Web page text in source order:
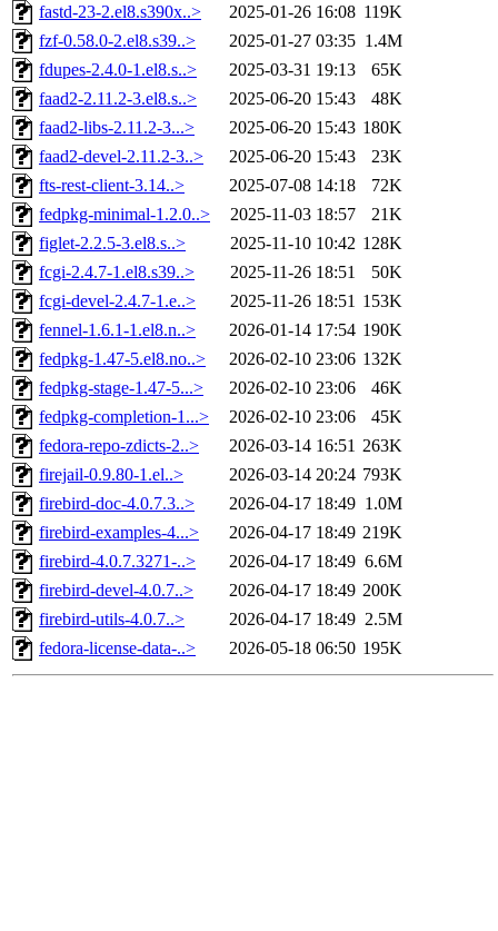
fastd-23-2.el8.s390x..>
2025-01-26 16:08 119K
fzf-0.58.0-2.el8.s39..>
2025-01-27 03:35 1.4M
fdupes-2.4.0-1.el8.s..>
2025-03-31 19:13
65K
faad2-2.11.2-3.el8.s..>
2025-06-20 15:43
48K
faad2-libs-2.11.2-3...>
2025-06-20 15:43 180K
faad2-devel-2.11.2-3..>
2025-06-20 15:43
23K
fts-rest-client-3.14..>
2025-07-08 14:18
72K
fedpkg-minimal-1.2.0..>
2025-11-03 18:57
21K
figlet-2.2.5-3.el8.s..>
2025-11-10 10:42 128K
fcgi-2.4.7-1.el8.s39..>
2025-11-26 18:51
50K
fcgi-devel-2.4.7-1.e..>
2025-11-26 18:51 153K
fennel-1.6.1-1.el8.n..>
2026-01-14 17:54 190K
fedpkg-1.47-5.el8.no..>
2026-02-10 23:06 132K
fedpkg-stage-1.47-5...>
2026-02-10 23:06
46K
fedpkg-completion-1...>
2026-02-10 23:06
45K
fedora-repo-zdicts-2..>
2026-03-14 16:51 263K
firejail-0.9.80-1.el..>
2026-03-14 20:24 793K
firebird-doc-4.0.7.3..>
2026-04-17 18:49 1.0M
firebird-examples-4...>
2026-04-17 18:49 219K
firebird-4.0.7.3271-..>
2026-04-17 18:49 6.6M
firebird-devel-4.0.7..>
2026-04-17 18:49 200K
firebird-utils-4.0.7..>
2026-04-17 18:49 2.5M
fedora-license-data-..>
2026-05-18 06:50 195K